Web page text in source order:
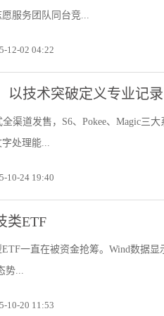
服务团队同台竞...
12-02 04:22
以技术突破定义专业记
渠道发售，S6、Pokee、Magic三
处理能...
10-24 19:40
类ETF
一直在被资金抢筹。Wind数据显
势...
10-20 11:53